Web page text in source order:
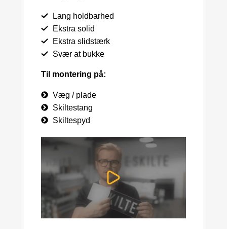
Lang holdbarhed
Ekstra solid
Ekstra slidstærk
Svær at bukke
Til montering på:
Væg / plade
Skiltestang
Skiltespyd